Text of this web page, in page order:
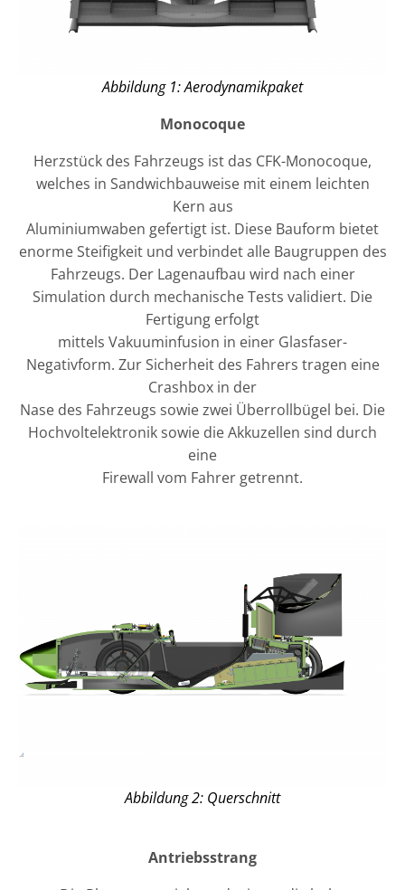
Abbildung 1: Aerodynamikpaket
Monocoque
Herzstück des Fahrzeugs ist das CFK-Monocoque,
welches in Sandwichbauweise mit einem leichten
Kern aus
Aluminiumwaben gefertigt ist. Diese Bauform bietet
enorme Steifigkeit und verbindet alle Baugruppen des
Fahrzeugs. Der Lagenaufbau wird nach einer
Simulation durch mechanische Tests validiert. Die
Fertigung erfolgt
mittels Vakuuminfusion in einer Glasfaser-
Negativform. Zur Sicherheit des Fahrers tragen eine
Crashbox in der
Nase des Fahrzeugs sowie zwei Überrollbügel bei. Die
Hochvoltelektronik sowie die Akkuzellen sind durch
eine
Firewall vom Fahrer getrennt.
Abbildung 2: Querschnitt
Antriebsstrang